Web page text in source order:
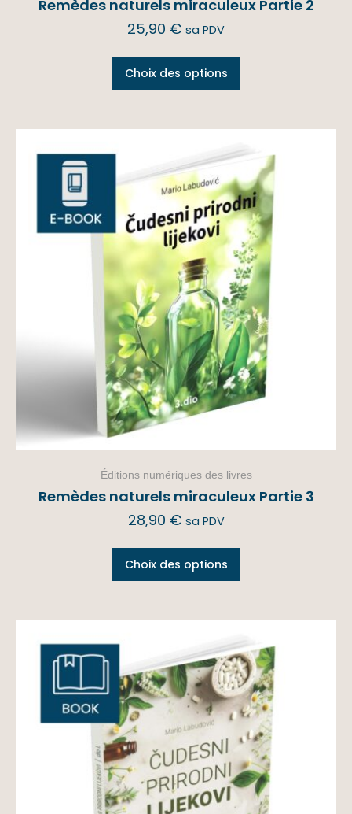
Remèdes naturels miraculeux Partie 2
25,90 € sa PDV
Choix des options
Éditions numériques des livres
Remèdes naturels miraculeux Partie 3
28,90 € sa PDV
Choix des options